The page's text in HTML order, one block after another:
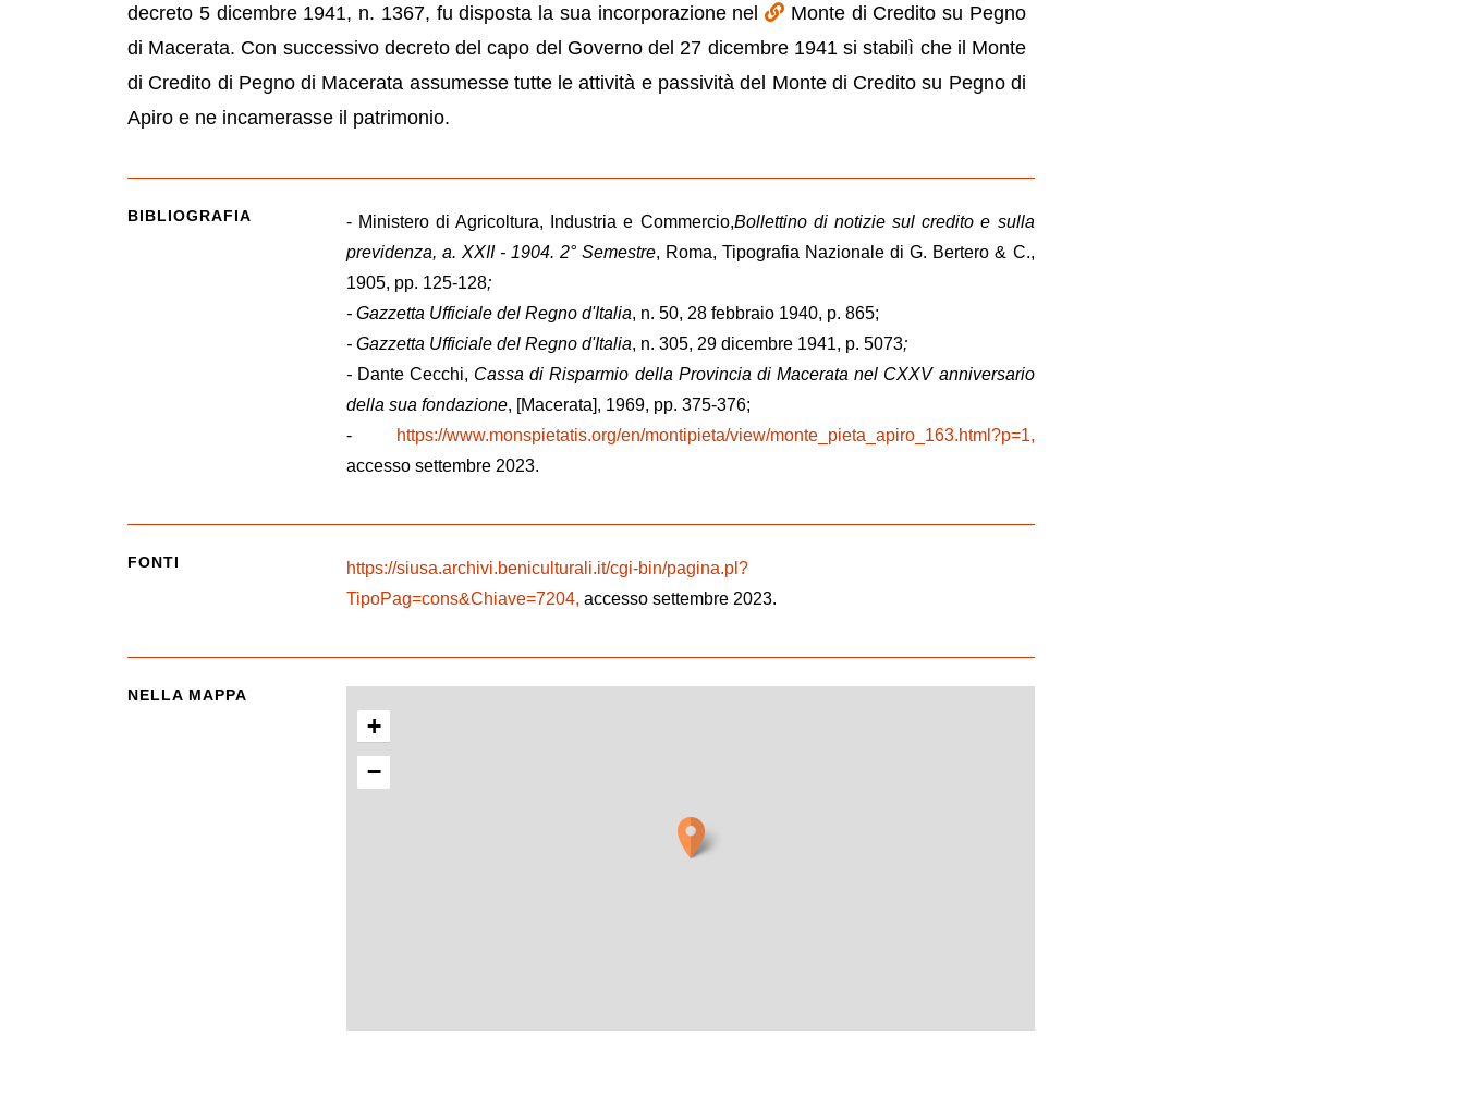
decreto 5 dicembre 1941, n. 1367, fu disposta la sua incorporazione nel
Monte di Credito su Pegno
di Macerata. Con successivo decreto del capo del Governo del 27 dicembre 1941 si stabilì che il Monte
di Credito di Pegno di Macerata assumesse tutte le attività e passività del Monte di Credito su Pegno di
Apiro e ne incamerasse il patrimonio.
BIBLIOGRAFIA - Ministero di Agricoltura, Industria e Commercio,Bollettino di notizie sul credito e sulla
previdenza, a. XXII - 1904. 2° Semestre, Roma, Tipografia Nazionale di G. Bertero & C.,
1905, pp. 125-128;
- Gazzetta Ufficiale del Regno d'Italia, n. 50, 28 febbraio 1940, p. 865;
- Gazzetta Ufficiale del Regno d'Italia, n. 305, 29 dicembre 1941, p. 5073;
- Dante Cecchi, Cassa di Risparmio della Provincia di Macerata nel CXXV anniversario
della sua fondazione, [Macerata], 1969, pp. 375-376;
-
https://www.monspietatis.org/en/montipieta/view/monte_pieta_apiro_163.html?p=1,
accesso settembre 2023.
FONTI
https://siusa.archivi.beniculturali.it/cgi-bin/pagina.pl?
TipoPag=cons&Chiave=7204, accesso settembre 2023.
NELLA MAPPA
+
−